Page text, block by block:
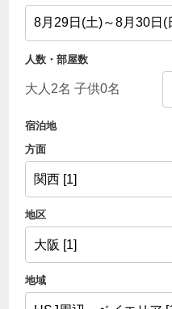
人数・部屋数
宿泊地
方面
地区
地域